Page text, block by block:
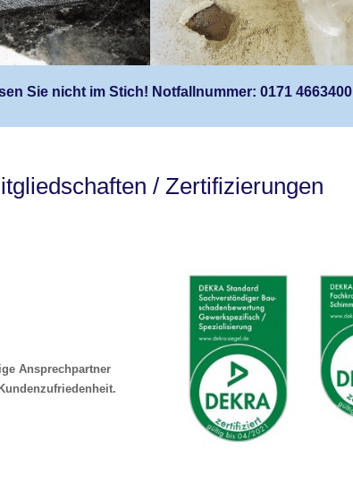
Sie nicht im Stich! Notfallnummer: 0171 4663400
/ Zertifizierungen
Ansprechpartner